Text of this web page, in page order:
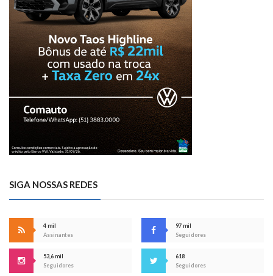
SIGA NOSSAS REDES
4 mil
Assinantes
97 mil
Seguidores
53,6 mil
Seguidores
618
Seguidores